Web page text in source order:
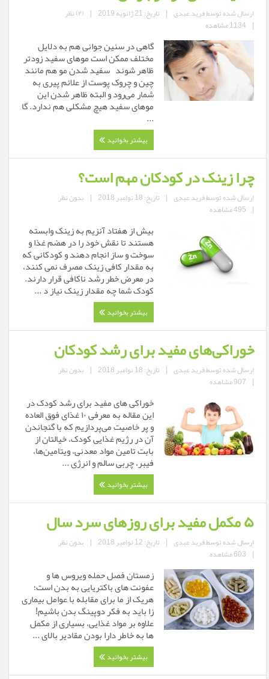
ارسال شده توسطفرید عبدی | تاریخ: 21 ژانویه 2019 | (۲) نظر
| 1134 مشاهده
گاهی در سنین جوانی هم به دلایل
مختلف ممکن است موهای سفید زودتر
ظاهر شوند سفید شدن مو هم مانند
چین و چروک پوست از علائم پیری به
شمار می‌رود و البته ظاهر شدن این
موهای سفید هیچ مشکلی هم ندارد. گا
...
بیشتر بخوانید
چرا زینک در کودکان مهم است؟
ارسال شده توسطفرید عبدی | تاریخ: 18 نوامبر 2018 | بدون نظر
| 495 مشاهده
بیش از هفتاد آنزیم به زینک وابسته
هستند تا نقش خود را در هضم غذا و
سوخت و ساز انجام دهند و کودکانی که
به مقدار کافی زینک مصرف نمی کنند،
در معرض خطر رشد ناکافی قرار دارند.
کودک شما چه مقدار زینک نیاز د ...
بیشتر بخوانید
خوراکی‌های مفید برای رشد کودکان
ارسال شده توسطفرید عبدی | تاریخ: 18 نوامبر 2018 | بدون نظر
| 907 مشاهده
خوراکی های مفید برای رشد کودک در
این مقاله به معرفی ۱۰ غذای فوق العاده
و پر خاصیت می‌پردازیم که با گنجاندن
آن در رژیم غذایی کودک، خیالتان از
بابت تامین مواد معدنی، ویتامین‌ها،
فیبر، چربی سالم و انرژی ...
بیشتر بخوانید
۵ مکمل مفید برای روزهای سرد سال
ارسال شده توسطفرید عبدی | تاریخ: 12 نوامبر 2018 | بدون نظر
| 603 مشاهده
زمستان فصل حمله ویروس ها و
عفونت های باکتریایی به بدن است؛
هریک از ما برای مقابله با عوامل بیماری
زا باید به فکر دوپینگ بدن باشیم!
علاوه بر مواد غذایی، بسیاری از مکمل
ها به خاطر دارا بودن مقادیر بالای ...
بیشتر بخوانید